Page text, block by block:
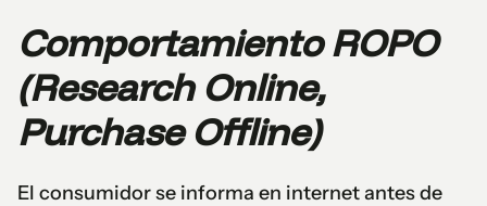
Comportamiento ROPO
(Research Online,
Purchase Offline)
El consumidor se informa en internet antes de